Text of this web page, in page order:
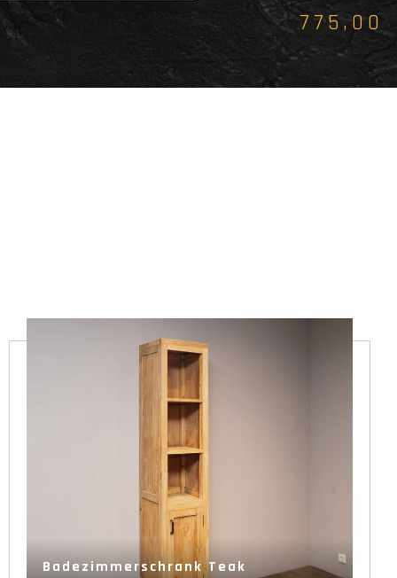
775,00
Badezimmerschrank Teak